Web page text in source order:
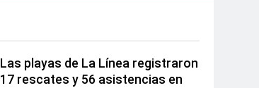
Las playas de La Línea registraron
17 rescates y 56 asistencias en